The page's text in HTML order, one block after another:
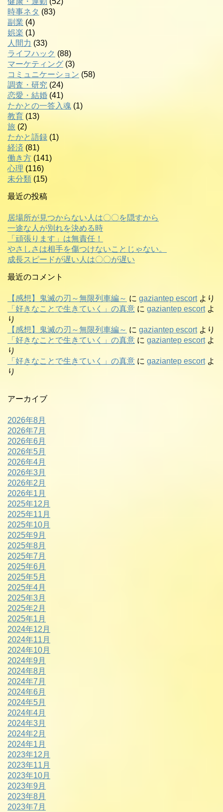
時事ネタ (83)
副業 (4)
娯楽 (1)
人間力 (33)
ライフハック (88)
マーケティング (3)
コミュニケーション (58)
調査・研究 (24)
恋愛・結婚 (41)
たかとの一答入魂 (1)
教育 (13)
旅 (2)
たかと語録 (1)
経済 (81)
働き方 (141)
心理 (116)
未分類 (15)
最近の投稿
居場所が見つからない人は〇〇を隠すから
一途な人が別れを決める時
「頑張ります」は無責任！
やさしさは相手を傷つけないことじゃない。
成長スピードが遅い人は〇〇が遅い
最近のコメント
【感想】鬼滅の刃～無限列車編～ に gaziantep escortより
「好きなことで生きていく」の真意 に gaziantep escortよ
り
【感想】鬼滅の刃～無限列車編～ に gaziantep escortより
「好きなことで生きていく」の真意 に gaziantep escortよ
り
「好きなことで生きていく」の真意 に gaziantep escortよ
り
アーカイブ
2026年8月
2026年7月
2026年6月
2026年5月
2026年4月
2026年3月
2026年2月
2026年1月
2025年12月
2025年11月
2025年10月
2025年9月
2025年8月
2025年7月
2025年6月
2025年5月
2025年4月
2025年3月
2025年2月
2025年1月
2024年12月
2024年11月
2024年10月
2024年9月
2024年8月
2024年7月
2024年6月
2024年5月
2024年4月
2024年3月
2024年2月
2024年1月
2023年12月
2023年11月
2023年10月
2023年9月
2023年8月
2023年7月